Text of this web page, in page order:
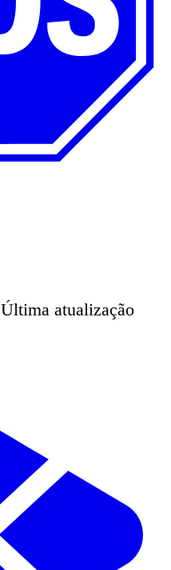
Última atualização